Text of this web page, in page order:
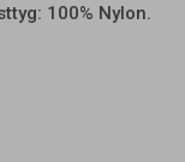
100% Nylon.